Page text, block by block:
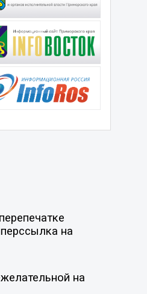
на
на